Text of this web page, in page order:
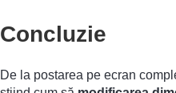
Concluzie
De la postarea pe ecran